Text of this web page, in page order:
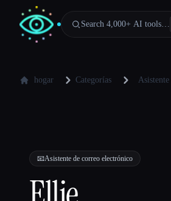
Search 4,000+ AI tools…
hogar Categorías
📧Asistente de correo electrónico